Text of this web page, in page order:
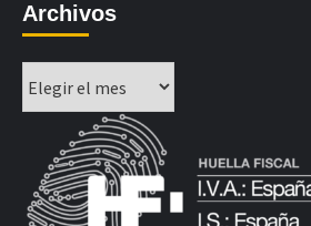
Archivos